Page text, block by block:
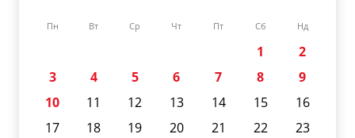
Пн Вт Ср Чт Пт Сб Нд
1
2
3
4 5 6 7 8
9
10
11 12 13 14 15
16
17
18 19 20 21 22
23